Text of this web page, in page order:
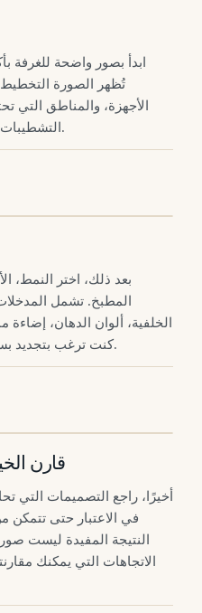
ابدأ بصور واضحة للغرفة
تُظهر الصورة
الأجهزة، والمناطق التي
التشطيبات القديمة، أو ضعف تدفق الحركة.
بعد ذلك، اختر النمط،
المطبخ. تشمل
الخلفية، ألوان الدهان، إضاءة
كنت ترغب بتجديد بسيط أو خطة إعادة تصميم أعمق.
قارن
أخيرًا، راجع التصميمات التي
في الاعتبار حتى تتمكن
النتيجة المفيدة ليست
الاتجاهات التي يمكنك